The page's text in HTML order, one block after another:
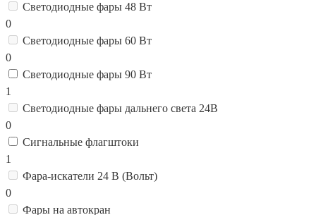
Светодиодные фары 48 Вт
0
Светодиодные фары 60 Вт
0
Светодиодные фары 90 Вт
1
Светодиодные фары дальнего света 24В
0
Сигнальные флагштоки
1
Фара-искатели 24 В (Вольт)
0
Фары на автокран